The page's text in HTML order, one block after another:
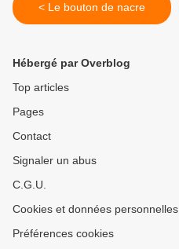
< Le bouton de nacre
Hébergé par Overblog
Top articles
Pages
Contact
Signaler un abus
C.G.U.
Cookies et données personnelles
Préférences cookies